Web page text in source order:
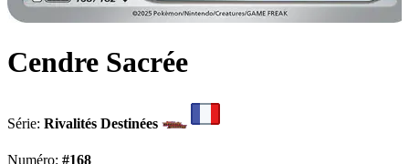
Cendre Sacrée
Série: Rivalités Destinées
Numéro: #168